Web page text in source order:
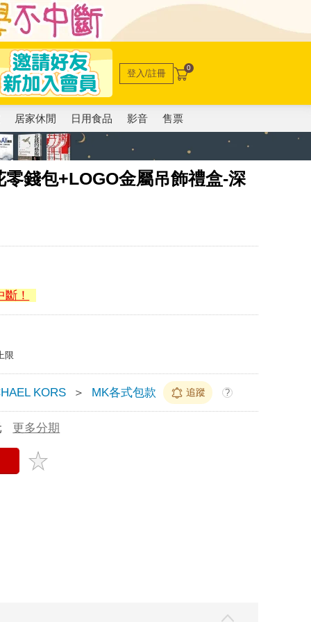
登入/註冊 0
居家休閒 日用食品 影音 售票
錢包+LOGO金屬吊飾禮盒-深
！
限
KORS ＞ MK各式包款 追蹤 ?
更多分期